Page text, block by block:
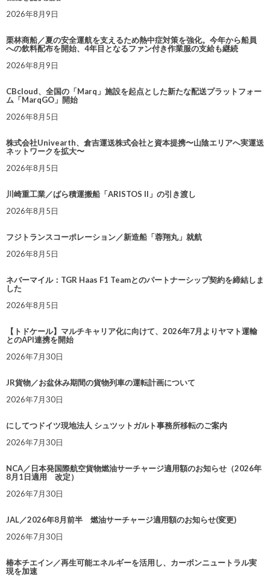
2026年8月9日
栗林商船／夏の安全運航を支えるため熱中症対策を強化。今年から船員
への飲料配布を開始、4年目となるファン付き作業服の支給も継続
2026年8月9日
CBcloud、全国の「Marq」施設を起点とした新たな配送プラットフォー
ム「MarqGO」開始
2026年8月5日
株式会社Univearth、倉吉運送株式会社と資本提携〜山陰エリアへ実運送
ネットワークを拡大〜
2026年8月5日
川崎重工業／ばら積運搬船「ARISTOS II」の引き渡し
2026年8月5日
フジトランスコーポレーション／新造船「蓉翔丸」就航
2026年8月5日
ネバーマイル：TGR Haas F1 Teamとのパートナーシップ契約を締結しま
した
2026年8月5日
【トドケール】マルチキャリア化に向けて、2026年7月よりヤマト運輸
とのAPI連携を開始
2026年7月30日
JR貨物／お盆休み期間の貨物列車の運転計画について
2026年7月30日
にしてつドイツ現地法人 シュツットガルト事務所移転のご案内
2026年7月30日
NCA／日本発国際航空貨物燃油サーチャージ適用額のお知らせ（2026年
8月1日適用 改定）
2026年7月30日
JAL／2026年8月前半 燃油サーチャージ適用額のお知らせ(変更)
2026年7月30日
椿本チエイン／再生可能エネルギーを活用し、カーボンニュートラル実
現を加速